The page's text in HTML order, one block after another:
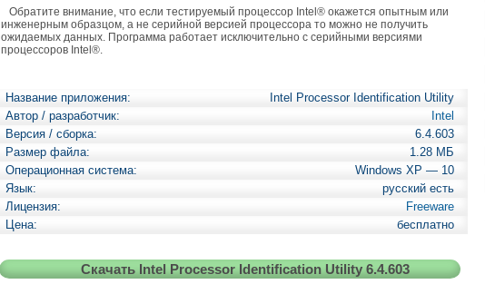
Обратите внимание, что если тестируемый процессор Intel® окажется опытным или
инженерным образцом, а не серийной версией процессора то можно не получить
ожидаемых данных. Программа работает исключительно с серийными версиями
процессоров Intel®.
Название приложения:
Intel Processor Identification Utility
Автор / разработчик:
Intel
Версия / сборка:
6.4.603
Размер файла:
1.28 МБ
Операционная система:
Windows XP — 10
Язык:
русский есть
Лицензия:
Freeware
Цена:
бесплатно
Скачать Intel Processor Identification Utility 6.4.603